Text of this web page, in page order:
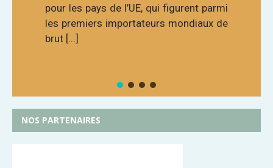
pour les pays de l’UE, qui figurent parmi
les premiers importateurs mondiaux de
brut [...]
NOS PARTENAIRES